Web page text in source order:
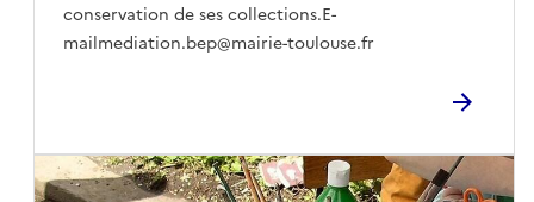
conservation de ses collections.E-
mailmediation.bep@mairie-toulouse.fr